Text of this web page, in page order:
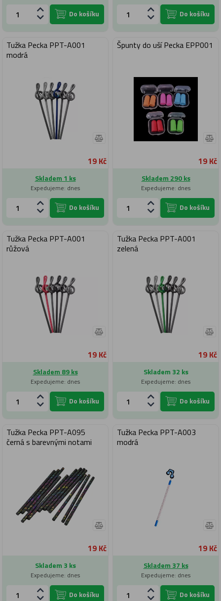
Do košíku Do košíku
Tužka Pecka PPT-A001
modrá
19 Kč
Skladem 1 ks
Expedujeme: dnes
Do košíku
Špunty do uší Pecka EPP001
19 Kč
Skladem 290 ks
Expedujeme: dnes
Do košíku
Tužka Pecka PPT-A001
růžová
19 Kč
Skladem 89 ks
Expedujeme: dnes
Do košíku
Tužka Pecka PPT-A001
zelená
19 Kč
Skladem 32 ks
Expedujeme: dnes
Do košíku
Tužka Pecka PPT-A095
černá s barevnými notami
19 Kč
Skladem 3 ks
Expedujeme: dnes
Do košíku
Tužka Pecka PPT-A003
modrá
19 Kč
Skladem 37 ks
Expedujeme: dnes
Do košíku